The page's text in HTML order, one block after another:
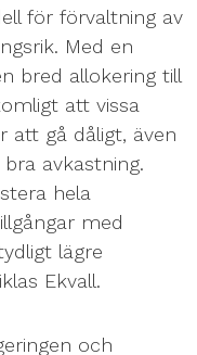
för förvaltning av
Med en
bred allokering till
att vissa
att gå dåligt, även
avkastning.
hela
med
lägre
Ekvall.
och